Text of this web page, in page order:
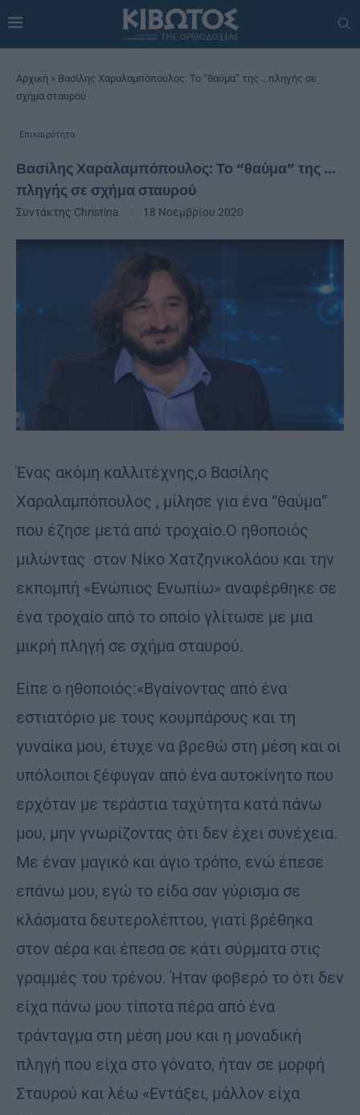
Αρχική » Βασίλης Χαραλαμπόπουλος: Το “θαύμα” της …πληγής σε
σχήμα σταυρού
Επικαιρότητα
Βασίλης Χαραλαμπόπουλος: Το “θαύμα” της …
πληγής σε σχήμα σταυρού
Συντάκτης Christina 18 Νοεμβρίου 2020
Ένας ακόμη καλλιτέχνης,ο Βασίλης
Χαραλαμπόπουλος , μίλησε για ένα “θαύμα”
που έζησε μετά από τροχαίο.Ο ηθοποιός
μιλώντας στον Νίκο Χατζηνικολάου και την
εκπομπή «Ενώπιος Ενωπίω» αναφέρθηκε σε
ένα τροχαίο από το οποίο γλίτωσε με μια
μικρή πληγή σε σχήμα σταυρού.
Είπε ο ηθοποιός:«Βγαίνοντας από ένα
εστιατόριο με τους κουμπάρους και τη
γυναίκα μου, έτυχε να βρεθώ στη μέση και οι
υπόλοιποι ξέφυγαν από ένα αυτοκίνητο που
ερχόταν με τεράστια ταχύτητα κατά πάνω
μου, μην γνωρίζοντας ότι δεν έχει συνέχεια.
Με έναν μαγικό και άγιο τρόπο, ενώ έπεσε
επάνω μου, εγώ το είδα σαν γύρισμα σε
κλάσματα δευτερολέπτου, γιατί βρέθηκα
στον αέρα και έπεσα σε κάτι σύρματα στις
γραμμές του τρένου. Ήταν φοβερό το ότι δεν
είχα πάνω μου τίποτα πέρα από ένα
τράνταγμα στη μέση μου και η μοναδική
πληγή που είχα στο γόνατο, ήταν σε μορφή
Σταυρού και λέω «Εντάξει, μάλλον είχα